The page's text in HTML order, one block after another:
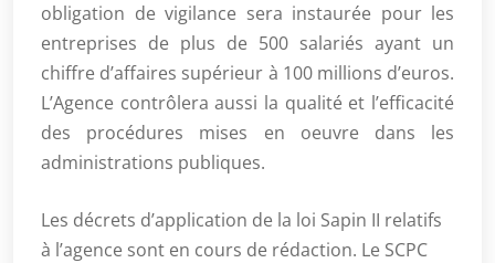
obligation de vigilance sera instaurée pour les
entreprises de plus de 500 salariés ayant un
chiffre d’affaires supérieur à 100 millions d’euros.
L’Agence contrôlera aussi la qualité et l’efficacité
des procédures mises en oeuvre dans les
administrations publiques.
Les décrets d’application de la loi Sapin II relatifs
à l’agence sont en cours de rédaction. Le SCPC